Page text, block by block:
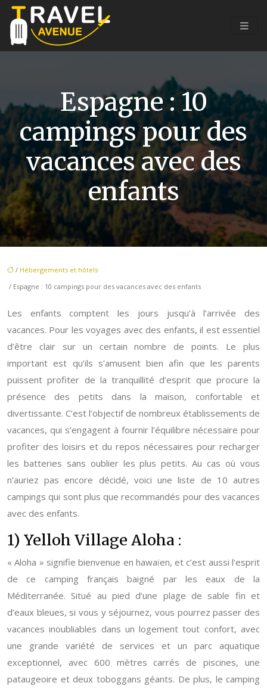
Espagne : 10
campings pour des
vacances avec des
enfants
/ Hébergements et hôtels
/ Espagne : 10 campings pour des vacances avec des enfants
Les enfants comptent les jours jusqu’à l’arrivée des
vacances. Pour les voyages avec des enfants, il est essentiel
d’être clair sur un certain nombre de points. Le plus
important est qu’ils s’amusent bien afin que les parents
puissent profiter de la tranquillité d’esprit que procure la
présence des petits dans la maison, confortable et
divertissante. C’est l’objectif de nombreux établissements de
vacances, qui s’engagent à fournir l’équilibre nécessaire pour
profiter des loisirs et du repos nécessaires pour recharger
les batteries sans oublier les plus petits. Au cas où vous
n’auriez pas encore décidé, voici une liste de 10 autres
campings qui sont plus que recommandés pour des vacances
avec des enfants.
1) Yelloh Village Aloha :
« Aloha » signifie bienvenue en hawaïen, et c’est aussi l’esprit
de ce camping français baigné par les eaux de la
Méditerranée. Situé au pied d’une plage de sable fin et
d’eaux bleues, si vous y séjournez, vous pourrez passer des
vacances inoubliables dans un logement tout confort, avec
une grande variété de services et un parc aquatique
exceptionnel, avec 600 mètres carrés de piscines, une
pataugeoire et deux toboggans géants. De plus, le camping